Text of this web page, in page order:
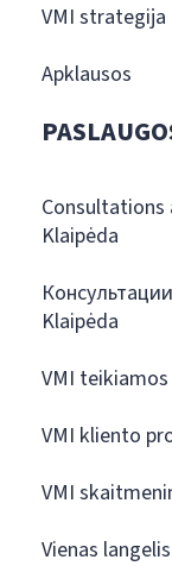
VMI strategija
Apklausos
Klaipėda
Klaipėda
VMI
VMI kliento
VMI
Vienas